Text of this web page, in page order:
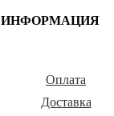
ИНФОРМАЦИЯ
Оплата
Доставка